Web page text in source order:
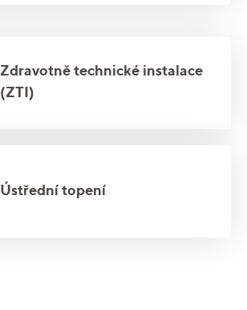
Zdravotně technické instalace
(ZTI)
Ústřední topení